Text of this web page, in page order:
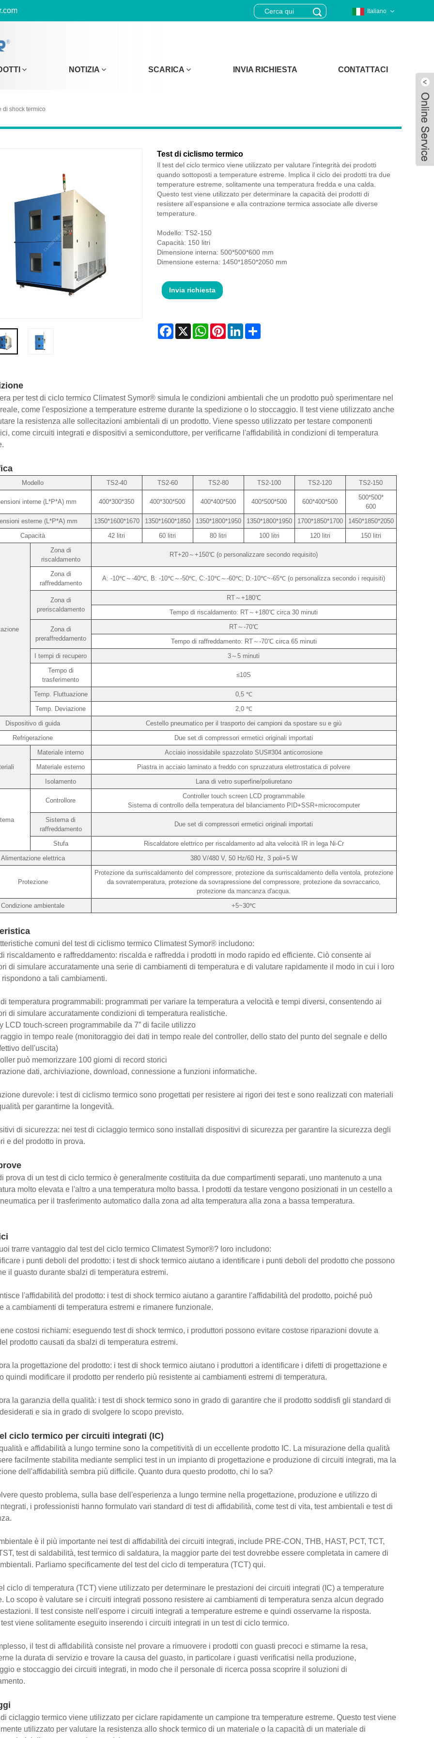
Italiano
NOTIZIA SCARICA INVIA RICHIESTA CONTATTACI
di shock termico
Test di ciclismo termico
Il test del ciclo termico viene utilizzato per valutare l'integrità dei prodotti
quando sottoposti a temperature estreme. Implica il ciclo dei prodotti tra due
temperature estreme, solitamente una temperatura fredda e una calda.
Questo test viene utilizzato per determinare la capacità dei prodotti di
resistere all’espansione e alla contrazione termica associate alle diverse
temperature.
Modello: TS2-150
Capacità: 150 litri
Dimensione interna: 500*500*600 mm
Dimensione esterna: 1450*1850*2050 mm
Invia richiesta
Facebook
X WhatsAppPinterestLinkedInShare
per test di ciclo termico Climatest Symor® simula le condizioni ambientali che un prodotto può sperimentare nel
come l'esposizione a temperature estreme durante la spedizione o lo stoccaggio. Il test viene utilizzato anche
la resistenza alle sollecitazioni ambientali di un prodotto. Viene spesso utilizzato per testare componenti
come circuiti integrati e dispositivi a semiconduttore, per verificarne l'affidabilità in condizioni di temperatura
Modello TS2-40 TS2-60 TS2-80 TS2-100 TS2-120 TS2-150
interne (L*P*A) mm 400*300*350 400*300*500 400*400*500 400*500*500 600*400*500
500*500*
600
esterne (L*P*A) mm
1350*1600*1670 1350*1600*1850 1350*1800*1950 1350*1800*1950 1700*1850*1700
1450*1850*2050
Capacità
42 litri 60 litri 80 litri 100 litri 120 litri 150 litri
Zona di
riscaldamento
RT+20～+150℃ (o personalizzare secondo requisito)
Zona di
raffreddamento
A: -10℃～-40℃, B: -10℃～-50℃, C:-10℃～-60℃; D:-10℃~-65℃ (o personalizza secondo i requisiti)
Zona di
preriscaldamento
RT～+180℃
Tempo di riscaldamento: RT～+180℃ circa 30 minuti
Zona di
preraffreddamento
RT～-70℃
Tempo di raffreddamento: RT～-70℃ circa 65 minuti
I tempi di recupero
3～5 minuti
Tempo di
trasferimento
≤10S
Temp. Fluttuazione
0,5 ℃
Temp. Deviazione
2,0 ℃
Dispositivo di guida
Cestello pneumatico per il trasporto dei campioni da spostare su e giù
Refrigerazione
Due set di compressori ermetici originali importati
Materiale interno
Acciaio inossidabile spazzolato SUS#304 anticorrosione
Materiale esterno
Piastra in acciaio laminato a freddo con spruzzatura elettrostatica di polvere
Isolamento
Lana di vetro superfine/poliuretano
Controllore
Controller touch screen LCD programmabile
Sistema di controllo della temperatura del bilanciamento PID+SSR+microcomputer
Sistema di
raffreddamento
Due set di compressori ermetici originali importati
Stufa
Riscaldatore elettrico per riscaldamento ad alta velocità IR in lega Ni-Cr
Alimentazione elettrica
380 V/480 V, 50 Hz/60 Hz, 3 poli+5 W
Protezione
Protezione da surriscaldamento del compressore, protezione da surriscaldamento della ventola, protezione
da sovratemperatura, protezione da sovrapressione del compressore, protezione da sovraccarico,
protezione da mancanza d'acqua.
Condizione ambientale
+5~30℃
comuni del test di ciclismo termico Climatest Symor® includono:
riscaldamento e raffreddamento: riscalda e raffredda i prodotti in modo rapido ed efficiente. Ciò consente ai
di simulare accuratamente una serie di cambiamenti di temperatura e di valutare rapidamente il modo in cui i loro
rispondono a tali cambiamenti.
temperatura programmabili: programmati per variare la temperatura a velocità e tempi diversi, consentendo ai
di simulare accuratamente condizioni di temperatura realistiche.
LCD touch-screen programmabile da 7” di facile utilizzo
in tempo reale (monitoraggio dei dati in tempo reale del controller, dello stato del punto del segnale e dello
dell'uscita)
può memorizzare 100 giorni di record storici
dati, archiviazione, download, connessione a funzioni informatiche.
durevole: i test di ciclismo termico sono progettati per resistere ai rigori dei test e sono realizzati con materiali
per garantirne la longevità.
di sicurezza: nei test di ciclaggio termico sono installati dispositivi di sicurezza per garantire la sicurezza degli
e del prodotto in prova.
prova di un test di ciclo termico è generalmente costituita da due compartimenti separati, uno mantenuto a una
molto elevata e l'altro a una temperatura molto bassa. I prodotti da testare vengono posizionati in un cestello a
per il trasferimento automatico dalla zona ad alta temperatura alla zona a bassa temperatura.
trarre vantaggio dal test del ciclo termico Climatest Symor®? loro includono:
i punti deboli del prodotto: i test di shock termico aiutano a identificare i punti deboli del prodotto che possono
il guasto durante sbalzi di temperatura estremi.
l'affidabilità del prodotto: i test di shock termico aiutano a garantire l'affidabilità del prodotto, poiché può
a cambiamenti di temperatura estremi e rimanere funzionale.
costosi richiami: eseguendo test di shock termico, i produttori possono evitare costose riparazioni dovute a
prodotto causati da sbalzi di temperatura estremi.
la progettazione del prodotto: i test di shock termico aiutano i produttori a identificare i difetti di progettazione e
quindi modificare il prodotto per renderlo più resistente ai cambiamenti estremi di temperatura.
la garanzia della qualità: i test di shock termico sono in grado di garantire che il prodotto soddisfi gli standard di
e sia in grado di svolgere lo scopo previsto.
ciclo termico per circuiti integrati (IC)
e affidabilità a lungo termine sono la competitività di un eccellente prodotto IC. La misurazione della qualità
facilmente stabilita mediante semplici test in un impianto di progettazione e produzione di circuiti integrati, ma la
dell'affidabilità sembra più difficile. Quanto dura questo prodotto, chi lo sa?
questo problema, sulla base dell'esperienza a lungo termine nella progettazione, produzione e utilizzo di
i professionisti hanno formulato vari standard di test di affidabilità, come test di vita, test ambientali e test di
è il più importante nei test di affidabilità dei circuiti integrati, include PRE-CON, THB, HAST, PCT, TCT,
test di saldabilità, test termico di saldatura, la maggior parte dei test dovrebbe essere completata in camere di
Parliamo specificamente del test del ciclo di temperatura (TCT) qui.
ciclo di temperatura (TCT) viene utilizzato per determinare le prestazioni dei circuiti integrati (IC) a temperature
Lo scopo è valutare se i circuiti integrati possono resistere ai cambiamenti di temperatura senza alcun degrado
Il test consiste nell'esporre i circuiti integrati a temperature estreme e quindi osservarne la risposta.
viene solitamente eseguito inserendo i circuiti integrati in un test di ciclo termico.
il test di affidabilità consiste nel provare a rimuovere i prodotti con guasti precoci e stimarne la resa,
la durata di servizio e trovare la causa del guasto, in particolare i guasti verificatisi nella produzione,
e stoccaggio dei circuiti integrati, in modo che il personale di ricerca possa scoprire il soluzioni di
ciclaggio termico viene utilizzato per ciclare rapidamente un campione tra temperature estreme. Questo test viene
utilizzato per valutare la resistenza allo shock termico di un materiale o la capacità di un materiale di